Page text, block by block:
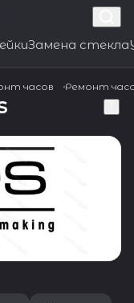
Замена стекла
часов Ремонт